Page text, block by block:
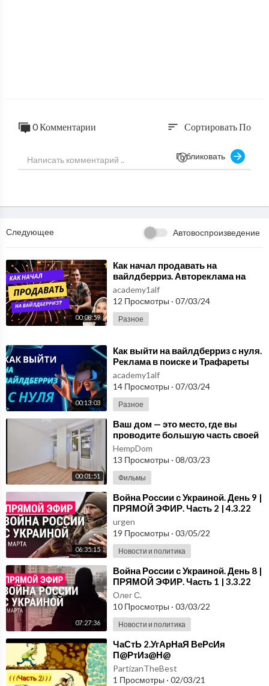
0 Комментарии sort Сортировать По
Публиковать
Следующее Автовоспроизведение
00:08:59
⁣Как начал продавать на
вайлдберриз. Автореклама на
Вайлдберриз Реклама на
маркетплейсах Часть 2
academy1alf
12 Просмотры · 07/03/24
Разное
00:13:03
⁣Как выйти на вайлдберриз с нуля.
Реклама в поиске и Трафареты
Реклама на маркетплейсах Часть
1
academy1alf
14 Просмотры · 07/03/24
Разное
00:01:51
⁣Ваш дом — это место, где вы
проводите большую часть своей
жизни!
HempDom
13 Просмотры · 08/03/23
Фильмы
06:35:15
⁣Война России с Украиной. День 9 |
ПРЯМОЙ ЭФИР. Часть 2 | 4.3.22
urgen
19 Просмотры · 03/05/22
Новости и политика
07:27:36
⁣Война России с Украиной. День 8 |
ПРЯМОЙ ЭФИР. Часть 1 | 3.3.22
Олег С.
10 Просмотры · 03/03/22
Новости и политика
⁣ЧаСтЬ 2.УгАрНаЯ ВеРсИя
П@РтИз@Н@
PartizanTheBest
1 Просмотры · 02/03/21